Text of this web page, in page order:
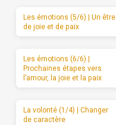
Les émotions (5/6) | Un être
de joie et de paix
Les émotions (6/6) |
Prochaines étapes vers
l’amour, la joie et la paix
La volonté (1/4) | Changer
de caractère